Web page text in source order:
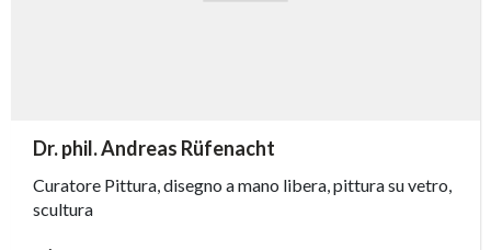
accessibility.sr-only.person_card_info
Dr. phil. Andreas Rüfenacht
Curatore Pittura, disegno a mano libera, pittura su vetro,
scultura
accessibility.sr-only.museum
accessibility.sr-only.departement
accessibility.sr-only.phone